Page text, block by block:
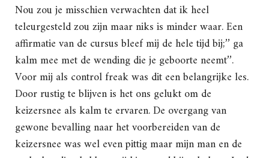
Nou zou je misschien verwachten dat ik heel
teleurgesteld zou zijn maar niks is minder waar. Een
affirmatie van de cursus bleef mij de hele tijd bij;’’ ga
kalm mee met de wending die je geboorte neemt’’.
Voor mij als control freak was dit een belangrijke les.
Door rustig te blijven is het ons gelukt om de
keizersnee als kalm te ervaren. De overgang van
gewone bevalling naar het voorbereiden van de
keizersnee was wel even pittig maar mijn man en de